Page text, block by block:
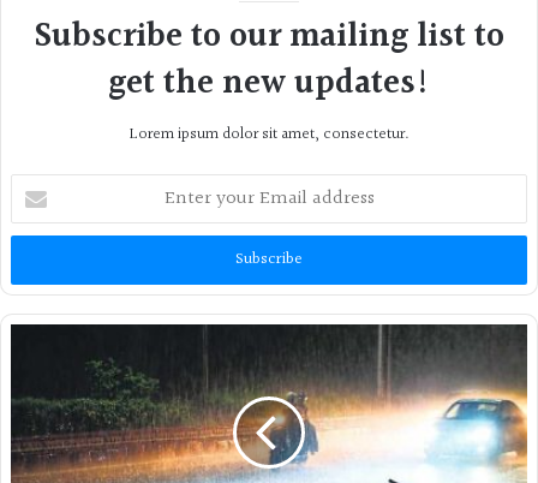
Subscribe to our mailing list to
get the new updates!
Lorem ipsum dolor sit amet, consectetur.
your
Email